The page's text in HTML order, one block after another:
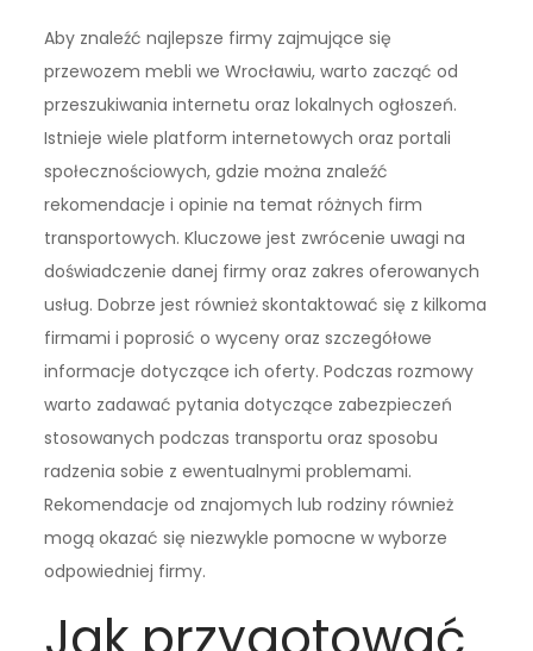
Aby znaleźć najlepsze firmy zajmujące się
przewozem mebli we Wrocławiu, warto zacząć od
przeszukiwania internetu oraz lokalnych ogłoszeń.
Istnieje wiele platform internetowych oraz portali
społecznościowych, gdzie można znaleźć
rekomendacje i opinie na temat różnych firm
transportowych. Kluczowe jest zwrócenie uwagi na
doświadczenie danej firmy oraz zakres oferowanych
usług. Dobrze jest również skontaktować się z kilkoma
firmami i poprosić o wyceny oraz szczegółowe
informacje dotyczące ich oferty. Podczas rozmowy
warto zadawać pytania dotyczące zabezpieczeń
stosowanych podczas transportu oraz sposobu
radzenia sobie z ewentualnymi problemami.
Rekomendacje od znajomych lub rodziny również
mogą okazać się niezwykle pomocne w wyborze
odpowiedniej firmy.